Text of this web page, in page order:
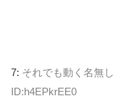
7: それでも動く名無し
ID:h4EPkrEE0